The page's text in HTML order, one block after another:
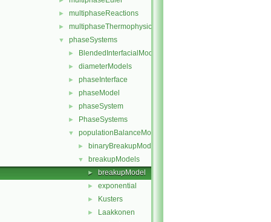
► multiphaseReactions
► multiphaseThermophysicalTransportModels
▼ phaseSystems
► BlendedInterfacialModel
► diameterModels
► phaseInterface
► phaseModel
► phaseSystem
► PhaseSystems
▼ populationBalanceModel
► binaryBreakupModels
▼ breakupModels
► breakupModel
► exponential
► Kusters
► Laakkonen